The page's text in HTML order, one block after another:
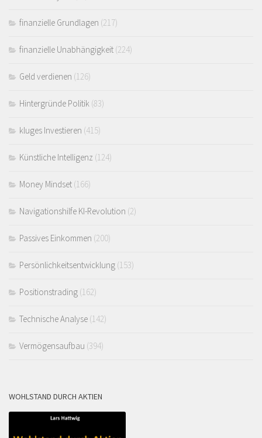
finanzielle Grundlagen (217)
finanzielle Unabhängigkeit (224)
Geld verdienen (126)
Hintergründe Politik (83)
kluges Investieren (415)
Künstliche Intelligenz (124)
Money Mindset (166)
Navigationshilfe KI-Revolution (2)
Passives Einkommen (200)
Persönlichkeitsentwicklung (153)
Positionstrading (162)
Technische Analyse (142)
Vermögensaufbau (394)
WOHLSTAND DURCH AKTIEN